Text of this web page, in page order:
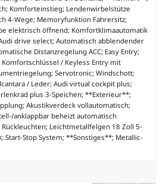
Komforteinstieg; Lendenwirbelstütze
4-Wege; Memoryfunktion Fahrersitz;
elektrisch öffnend; Komfortklimaautomatik
drive select; Automatisch abblendender
Distanzregelung ACC; Easy Entry;
/ Keyless Entry mit
Servotronic; Windschott;
/ Leder; Audi virtual cockpit plus;
plus 3-Speichen; **Exterieur**;
Akustikverdeck vollautomatisch;
anklappbar beheizt automatisch
Leichtmetallfelgen 18 Zoll 5-
Start-Stop System; **Sonstiges**; Metallic-